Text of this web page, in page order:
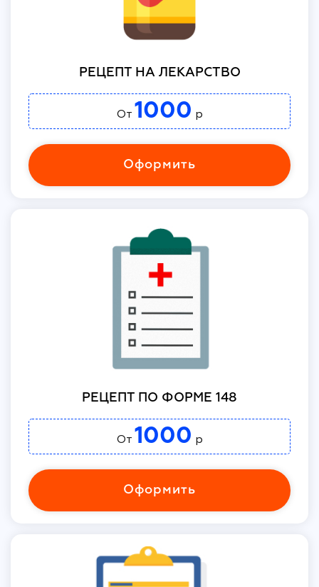
РЕЦЕПТ НА ЛЕКАРСТВО
От 1000 р
Оформить
РЕЦЕПТ ПО ФОРМЕ 148
От 1000 р
Оформить